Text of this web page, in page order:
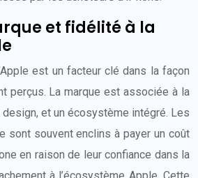
et fidélité à la
est un facteur clé dans la façon
perçus. La marque est associée à la
design, et un écosystème intégré. Les
sont souvent enclins à payer un coût
en raison de leur confiance dans la